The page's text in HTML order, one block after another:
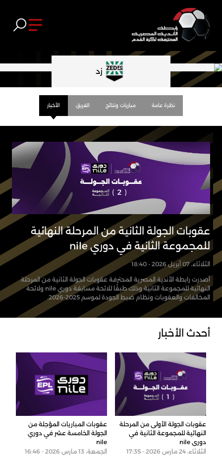
زد
نظرة عامة مباريات ونتائج الفريق الأخبار
عقوبات الجولة الثانية من المرحلة النهائية
للمجموعة الثانية في دوري nile
الثلاثاء، 07 أبريل 2026 - 18:40
أصدرت رابطة الأندية المصرية المحترفة عقوبات الجولة الثانية من المرحلة
النهائية للمجموعة الثانية وذلك طبقًا للائحة مسابقة دوري nile ولائحة
المخالفات والعقوبات ونظام ضبط الجودة لموسم 2025-2026.
أحدث الأخبار
عقوبات الجولة الأولى من المرحلة
النهائية للمجموعة الثانية في
دوري nile
الثلاثاء، 24 مارس 2026 - 17:35
عقوبات المباريات المؤجلة من
الجولة الخامسة عشر في دوري
nile
الجمعة، 13 مارس 2026 - 16:46